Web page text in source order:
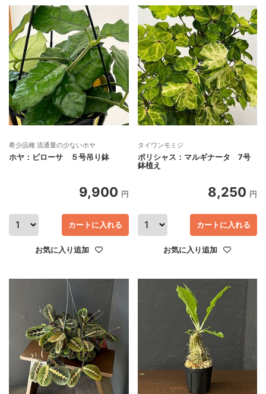
希少品種 流通量の少ないホヤ
ホヤ：ビローサ ５号吊り鉢
9,900 円
カートに入れる
お気に入り追加
タイワンモミジ
ポリシャス：マルギナータ 7号
鉢植え
8,250 円
カートに入れる
お気に入り追加